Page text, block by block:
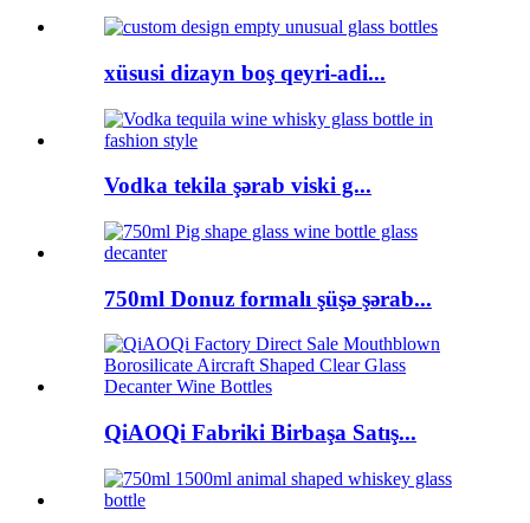
xüsusi dizayn boş qeyri-adi...
Vodka tekila şərab viski g...
750ml Donuz formalı şüşə şərab...
QiAOQi Fabriki Birbaşa Satış...